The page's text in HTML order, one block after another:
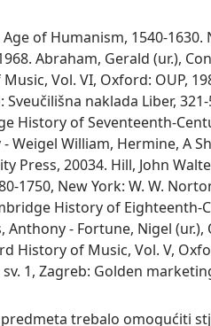
Age of Humanism, 1540-
Abraham, Gerald (ur.),
Vol. VI, Oxford: OUP,
naklada Liber,
History of Seventeenth-
- Weigel William, Hermine, A
Press, 20034. Hill, John
1750, New York: W. W.
History of Eighteenth-
Anthony - Fortune, Nigel
History of Music, Vol. V,
1, Zagreb: Golden
trebalo omogućiti